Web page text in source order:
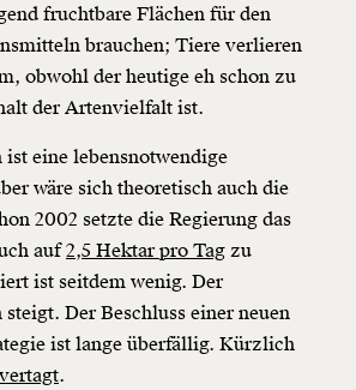
fruchtbare Flächen für den
brauchen; Tiere verlieren
obwohl der heutige eh schon zu
der Artenvielfalt ist.
ist eine lebensnotwendige
wäre sich theoretisch auch die
2002 setzte die Regierung das
auf2,5 Hektar pro Tag zu
ist seitdem wenig. Der
Der Beschluss einer neuen
ist lange überfällig. Kürzlich
.